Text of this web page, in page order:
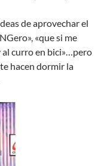
de aprovechar el
«que si me
al curro en bici»…pero
hacen dormir la